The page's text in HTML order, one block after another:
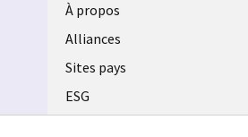
À propos
Alliances
Sites pays
ESG